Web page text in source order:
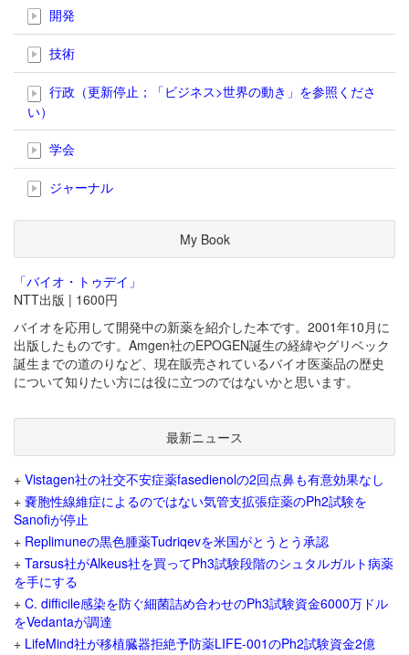
開発
技術
行政（更新停止；「ビジネス>世界の動き」を参照くださ
い）
学会
ジャーナル
My Book
「バイオ・トゥデイ」
NTT出版 | 1600円
バイオを応用して開発中の新薬を紹介した本です。2001年10月に
出版したものです。Amgen社のEPOGEN誕生の経緯やグリベック
誕生までの道のりなど、現在販売されているバイオ医薬品の歴史
について知りたい方には役に立つのではないかと思います。
最新ニュース
+ Vistagen社の社交不安症薬fasedienolの2回点鼻も有意効果なし
+ 嚢胞性線維症によるのではない気管支拡張症薬のPh2試験を
Sanofiが停止
+ Replimuneの黒色腫薬Tudriqevを米国がとうとう承認
+ Tarsus社がAlkeus社を買ってPh3試験段階のシュタルガルト病薬
を手にする
+ C. difficile感染を防ぐ細菌詰め合わせのPh3試験資金6000万ドル
をVedantaが調達
+ LifeMind社が移植臓器拒絶予防薬LIFE-001のPh2試験資金2億